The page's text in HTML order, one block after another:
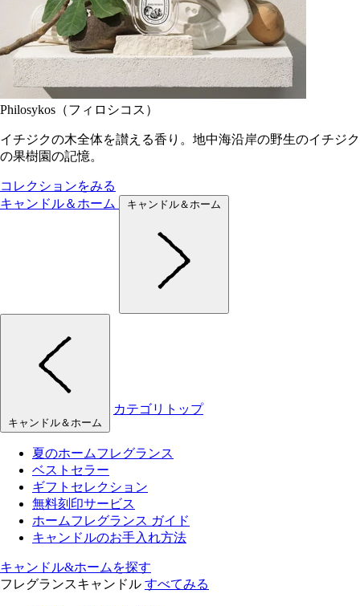
Philosykos（フィロシコス）
イチジクの木全体を讃える香り。地中海沿岸の野生のイチジク
の果樹園の記憶。
コレクションをみる
キャンドル＆ホーム
キャンドル＆ホーム
キャンドル＆ホーム
カテゴリトップ
夏のホームフレグランス
ベストセラー
ギフトセレクション
無料刻印サービス
ホームフレグランス ガイド
キャンドルのお手入れ方法
キャンドル&ホームを探す
フレグランスキャンドル すべてみる